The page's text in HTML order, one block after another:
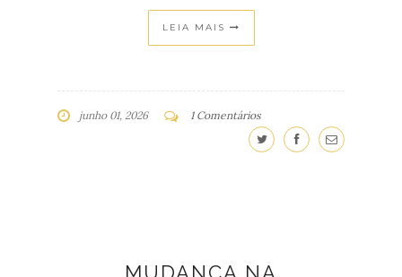
LEIA MAIS
junho 01, 2026 1 Comentários